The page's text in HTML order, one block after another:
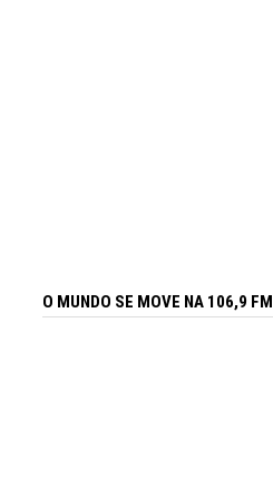
O MUNDO SE MOVE NA 106,9 FM